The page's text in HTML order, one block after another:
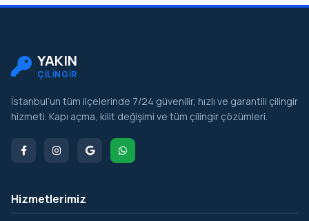
Karamandere
Kızılca
Kömürlük
Kurfallı
Meşrutiyet
YAKIN
ÇİLİNGİR
İstanbul’un tüm ilçelerinde 7/24 güvenilir, hızlı ve garantili çilingir
hizmeti. Kapı açma, kilit değişimi ve tüm çilingir çözümleri.
Hizmetlerimiz